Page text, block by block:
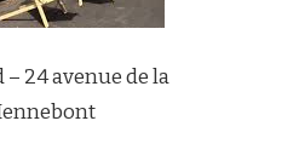
24 avenue de la